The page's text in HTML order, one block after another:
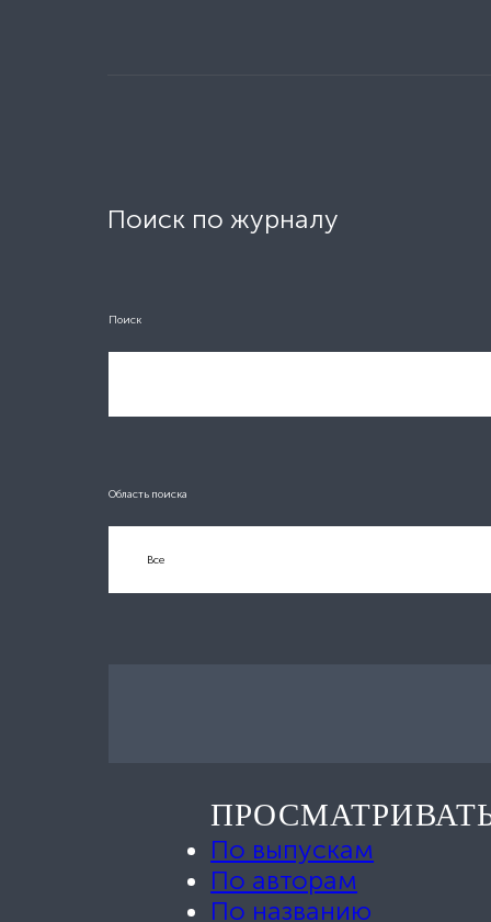
Поиск по журналу
Поиск
Область поиска
По выпускам
По авторам
По названию